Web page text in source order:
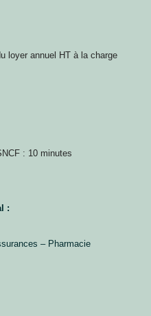
loyer annuel HT à la charge
: 10 minutes
:
– Pharmacie